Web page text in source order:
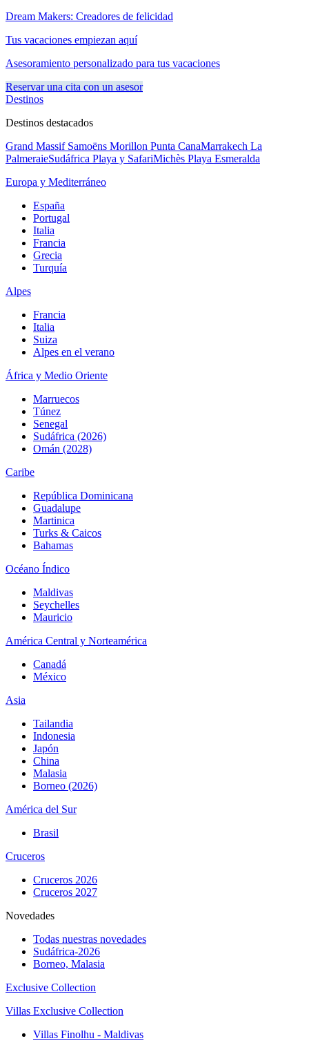
Dream Makers: Creadores de felicidad
Tus vacaciones empiezan aquí
Asesoramiento personalizado para tus vacaciones
Reservar una cita con un asesor
Destinos
Destinos destacados
Grand Massif Samoëns Morillon Punta CanaMarrakech La
PalmeraieSudáfrica Playa y SafariMichès Playa Esmeralda
Europa y Mediterráneo
España
Portugal
Italia
Francia
Grecia
Turquía
Alpes
Francia
Italia
Suiza
Alpes en el verano
África y Medio Oriente
Marruecos
Túnez
Senegal
Sudáfrica (2026)
Omán (2028)
Caribe
República Dominicana
Guadalupe
Martinica
Turks & Caicos
Bahamas
Océano Índico
Maldivas
Seychelles
Mauricio
América Central y Norteamérica
Canadá
México
Asia
Tailandia
Indonesia
Japón
China
Malasia
Borneo (2026)
América del Sur
Brasil
Cruceros
Cruceros 2026
Cruceros 2027
Novedades
Todas nuestras novedades
Sudáfrica-2026
Borneo, Malasia
Exclusive Collection
Villas Exclusive Collection
Villas Finolhu - Maldivas